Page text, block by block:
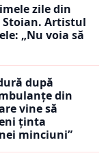
zile din
Artistul
„Nu voia să
după
din
vine să
ținta
minciuni”